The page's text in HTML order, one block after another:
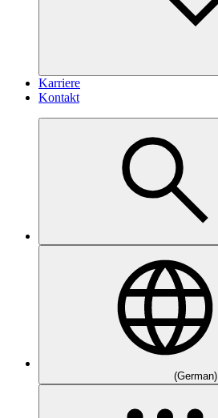
Karriere
Kontakt
(German)